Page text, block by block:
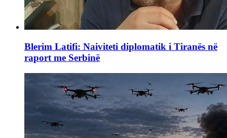
Blerim Latifi: Naiviteti diplomatik i Tiranës në
raport me Serbinë